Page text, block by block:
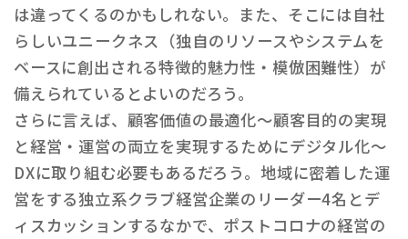
は違ってくるのかもしれない。また、そこには自社
らしいユニークネス（独自のリソースやシステムを
ベースに創出される特徴的魅力性・模倣困難性）が
備えられているとよいのだろう。
さらに言えば、顧客価値の最適化～顧客目的の実現
と経営・運営の両立を実現するためにデジタル化～
DXに取り組む必要もあるだろう。地域に密着した運
営をする独立系クラブ経営企業のリーダー4名とデ
ィスカッションするなかで、ポストコロナの経営の